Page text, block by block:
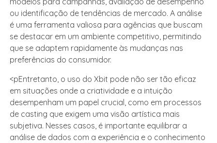
ou identificação de tendências de mercado. A análise
é uma ferramenta valiosa para agências que buscam
se destacar em um ambiente competitivo, permitindo
que se adaptem rapidamente às mudanças nas
preferências do consumidor.
<pEntretanto, o uso do Xbit pode não ser tão eficaz
em situações onde a criatividade e a intuição
desempenham um papel crucial, como em processos
de casting que exigem uma visão artística mais
subjetiva. Nesses casos, é importante equilibrar a
análise de dados com a experiência e o conhecimento